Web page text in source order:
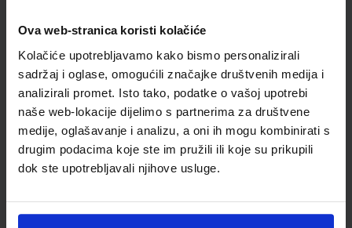
Ova web-stranica koristi kolačiće
Kolačiće upotrebljavamo kako bismo personalizirali
sadržaj i oglase, omogućili značajke društvenih medija i
analizirali promet. Isto tako, podatke o vašoj upotrebi
naše web-lokacije dijelimo s partnerima za društvene
medije, oglašavanje i analizu, a oni ih mogu kombinirati s
drugim podacima koje ste im pružili ili koje su prikupili
dok ste upotrebljavali njihove usluge.
Nastavni predmet
NJEMAČKI JEZIK
Reg br min
6752